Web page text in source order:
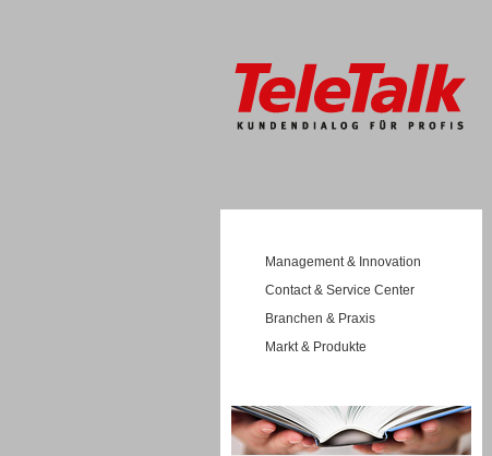
Management & Innovation
Contact & Service Center
Branchen & Praxis
Markt & Produkte